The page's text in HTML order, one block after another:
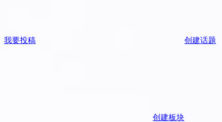
我要投稿 创建话题
创建板块